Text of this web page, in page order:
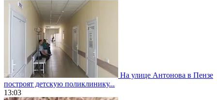
На улице Антонова в Пензе
построят детскую поликлинику...
13:03